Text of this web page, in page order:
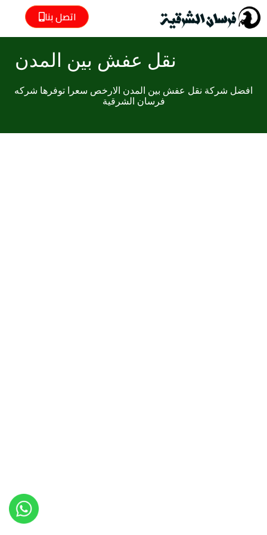
اتصل بنا
نقل عفش بين المدن
افضل شركة نقل عفش بين المدن الارخص سعرا توفرها شركه
فرسان الشرقية